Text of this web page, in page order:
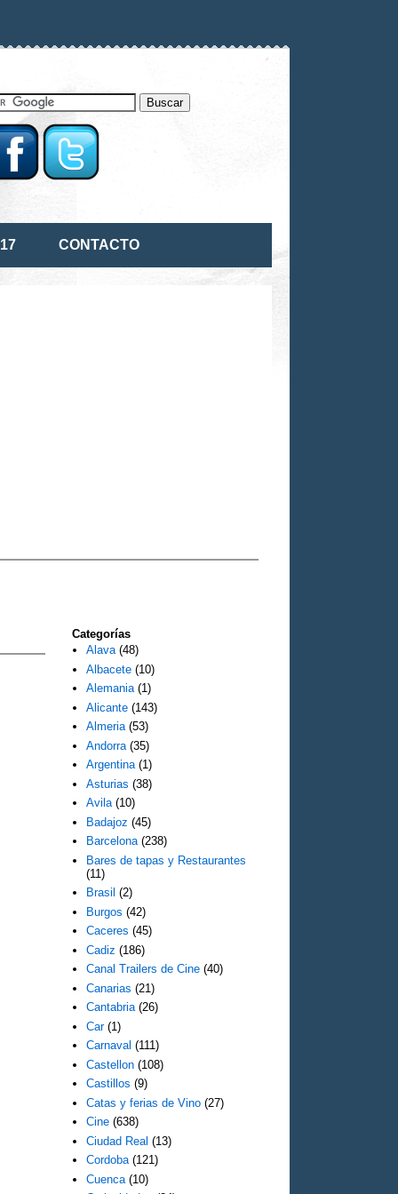
CONTACTO
Categorías
Alava (48)
Albacete (10)
Alemania (1)
Alicante (143)
Almeria (53)
Andorra (35)
Argentina (1)
Asturias (38)
Avila (10)
Badajoz (45)
Barcelona (238)
Bares de tapas y Restaurantes
(11)
Brasil (2)
Burgos (42)
Caceres (45)
Cadiz (186)
Canal Trailers de Cine (40)
Canarias (21)
Cantabria (26)
Car (1)
Carnaval (111)
Castellon (108)
Castillos (9)
Catas y ferias de Vino (27)
Cine (638)
Ciudad Real (13)
Cordoba (121)
Cuenca (10)